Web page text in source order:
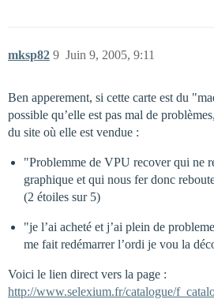
mksp82 Juin 9, 2005, 9:11
9
Ben apperement, si cette carte est du
possible qu’elle est pas mal de
du site où elle est vendue :
"Problemme de VPU recover qui ne
graphique et qui nous fer donc
(2 étoiles sur 5)
"je l’ai acheté et j’ai plein de
me fait redémarrer l’ordi je vou la
Voici le lien direct vers la page :
http://www.selexium.fr/catalogue/